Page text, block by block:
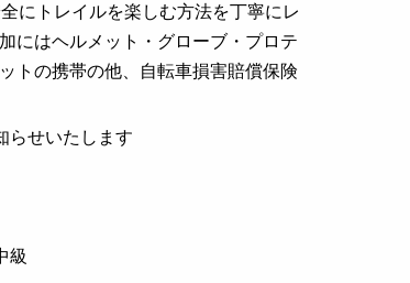
にトレイルを楽しむ方法を丁寧にレ
にはヘルメット・グローブ・プロテ
トの携帯の他、自転車損害賠償保険
せいたします
級